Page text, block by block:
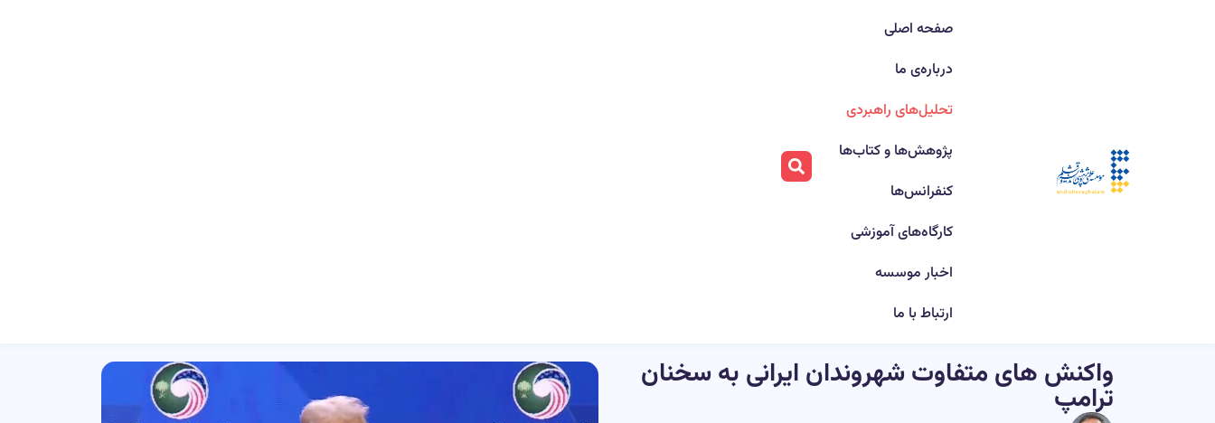
صفحه اصلی
درباره‌ی ما
تحلیل‌های راهبردی
پژوهش‌ها و کتاب‌ها
کنفرانس‌ها
کارگاه‌های آموزشی
اخبار موسسه
ارتباط با ما
واکنش های متفاوت شهروندان ایرانی به سخنان
ترامپ